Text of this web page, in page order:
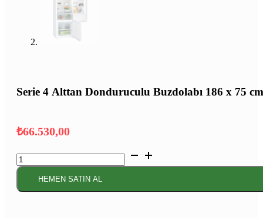
Serie 4 Alttan Donduruculu Buzdolabı 186 x 75
₺66.530,00
Serie
4 Alttan
Donduruculu
Buzdolabı
186
HEMEN SATIN AL